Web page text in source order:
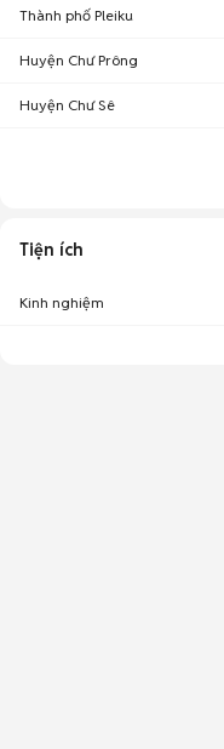
Thành phố Pleiku
Huyện Chư Prông
Huyện Chư Sê
Tiện ích
Kinh nghiệm